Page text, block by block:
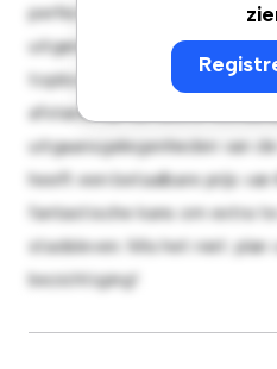
perfect voor entertainment
uitgerust met hoogwaardige
toplocatie bevind je je op
afstand van de beste
uitgaansgelegenheden van
heeft een betaalbare prijs
fantastische kans om extra
stadsleven. Mis het niet: plan
bezichtiging!